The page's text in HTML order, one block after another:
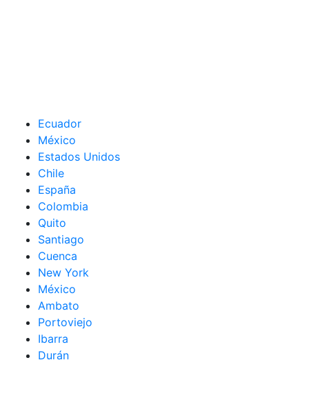
Ecuador
México
Estados Unidos
Chile
España
Colombia
Quito
Santiago
Cuenca
New York
México
Ambato
Portoviejo
Ibarra
Durán